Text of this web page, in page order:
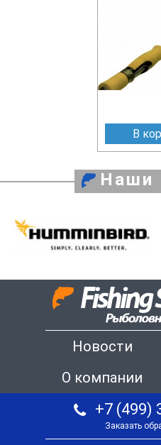
В
Наши
Новости
О компании
+7 (499)
Заказать